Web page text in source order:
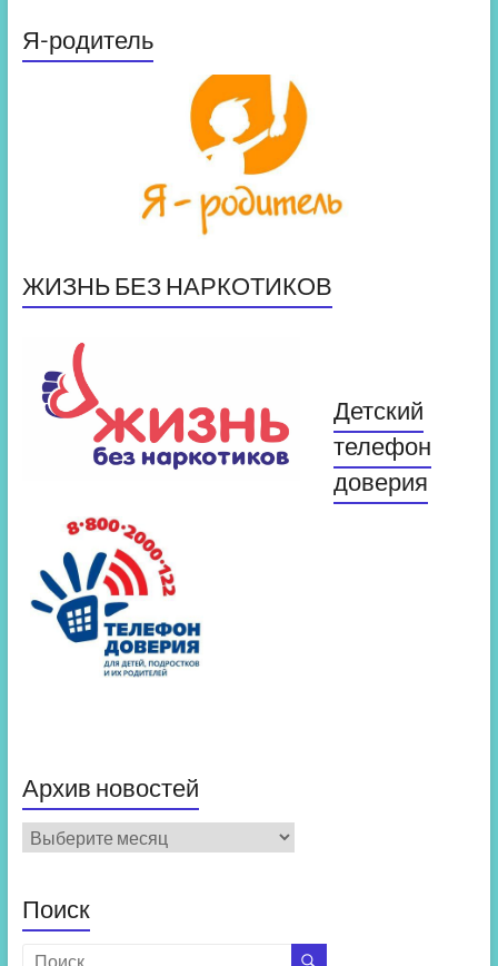
Я-родитель
ЖИЗНЬ БЕЗ НАРКОТИКОВ
Детский
телефон
доверия
Архив новостей
Архив
новостей
Поиск